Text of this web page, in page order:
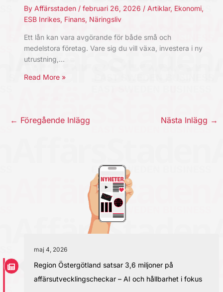
By Affärsstaden / februari 26, 2026 / Artiklar, Ekonomi,
ESB Inrikes, Finans, Näringsliv
Ett lån kan vara avgörande för både små och
medelstora företag. Vare sig du vill växa, investera i ny
utrustning,…
Read More »
← Föregående Inlägg Nästa Inlägg →
maj 4, 2026
Region Östergötland satsar 3,6 miljoner på
affärsutvecklingscheckar – AI och hållbarhet i fokus